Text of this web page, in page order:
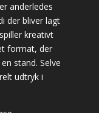
anderledes
der bliver lagt
kreativt
format, der
stand. Selve
udtryk i